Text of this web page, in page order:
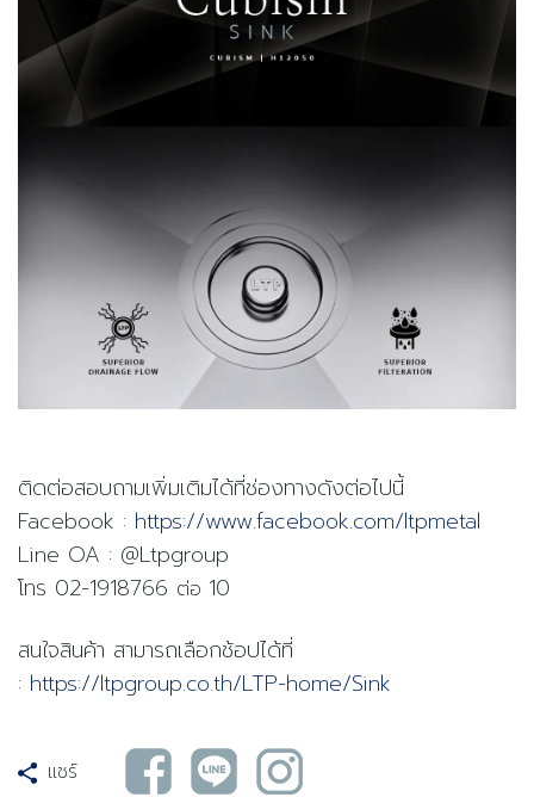
ติดต่อสอบถามเพิ่มเติมได้ที่ช่องทางดังต่อไปนี้
Facebook : https://www.facebook.com/ltpmetal
Line OA : @Ltpgroup
โทร 02-1918766 ต่อ 10
สนใจสินค้า สามารถเลือกช้อปได้ที่
: https://ltpgroup.co.th/LTP-home/Sink
แชร์